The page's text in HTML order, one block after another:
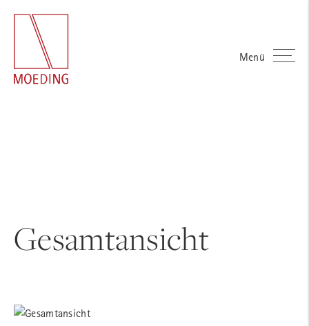
Menü
Gesamtansicht